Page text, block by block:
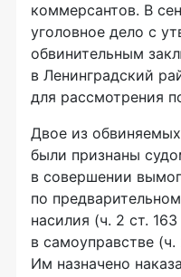
коммерсантов. В
уголовное дело с
обвинительным
в Ленинградский
для рассмотрения
Двое из
были признаны
в совершении
по
насилия (ч. 2 ст.
в самоуправстве
Им назначено